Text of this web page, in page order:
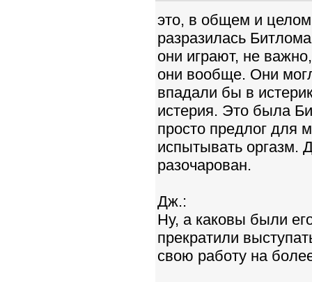
это, в общем и
разразилась
они играют, не
они вообще. Они
впадали бы в
истерия. Это была
просто предлог для
испытывать оргазм.
разочарован.
Дж.:
Ну, а каковы были
прекратили
свою работу на